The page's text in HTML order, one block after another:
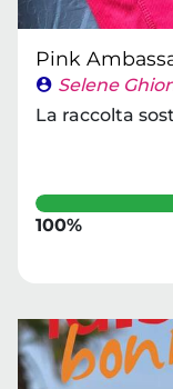
Pink
Selene
La raccolta
100%